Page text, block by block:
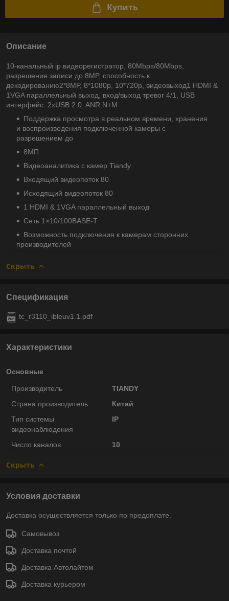
Купить
Описание
10-канальный ip видеорегистратор, 80Mbps/80Mbps,
разрешение записи до 8MP, способность к
декодированию2*8MP, 8*1080p, 10*720p, видеовыход1 HDMI &
1VGA параллельный выход, вход/выход тревог 4/1, USB
интерфейс: 2xUSB 2.0, ANR.N+M
Поддержка просмотра в реальном времени, хранения
и воспроизведения подключенной камеры с
разрешением до
8МП
Видеоаналитика с камер Tiandy
Входящий видеопоток 80
Исходящий видеопоток 80
1 HDMI & 1VGA параллельный выход
Сеть 1×10/100BASE-T
Возможность подключения к камерам сторонних
производителей
Скрыть
Спецификация
tc_r3110_ibleuv1.1.pdf
Характеристики
Основные
Производитель
TIANDY
Страна производитель
Китай
Тип системы
видеонаблюдения
IP
Число каналов 10
Скрыть
Условия доставки
Доставка осуществляется только по предоплате.
Самовывоз
Доставка почтой
Доставка Автолайтом
Доставка курьером